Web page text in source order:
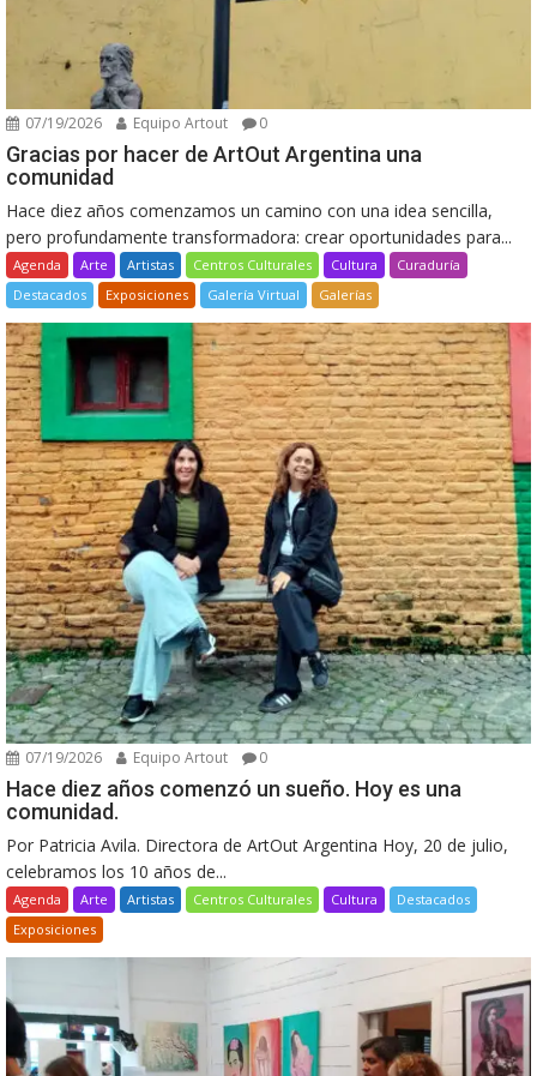
07/19/2026 Equipo Artout 0
Gracias por hacer de ArtOut Argentina una
comunidad
Hace diez años comenzamos un camino con una idea sencilla,
pero profundamente transformadora: crear oportunidades para...
Agenda Arte Artistas Centros Culturales Cultura
Curaduría
Destacados
Exposiciones Galería Virtual Galerías
07/19/2026 Equipo Artout 0
Hace diez años comenzó un sueño. Hoy es una
comunidad.
Por Patricia Avila. Directora de ArtOut Argentina Hoy, 20 de julio,
celebramos los 10 años de...
Agenda Arte Artistas Centros Culturales Cultura
Destacados
Exposiciones